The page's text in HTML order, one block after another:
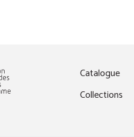
Catalogue
Collections